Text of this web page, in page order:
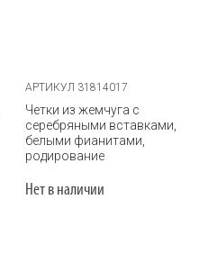
АРТИКУЛ 31814017
Четки из жемчуга с
серебряными вставками,
белыми фианитами,
родирование
Нет в наличии